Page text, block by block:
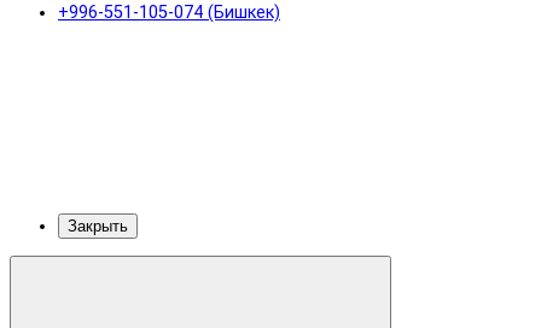
+996-551-105-074 (Бишкек)
Закрыть